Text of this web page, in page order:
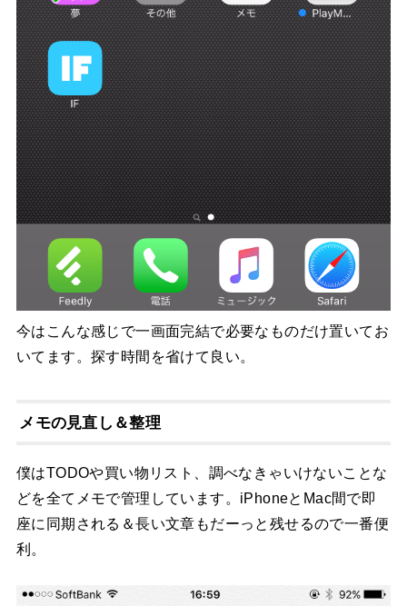
今はこんな感じで一画面完結で必要なものだけ置いてお
いてます。探す時間を省けて良い。
メモの見直し＆整理
僕はTODOや買い物リスト、調べなきゃいけないことな
どを全てメモで管理しています。iPhoneとMac間で即
座に同期される＆長い文章もだーっと残せるので一番便
利。